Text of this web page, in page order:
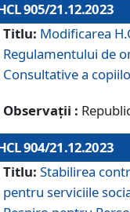
905/21.12.2023
Titlu: Modificarea
Regulamentului de
Consultative a
Observații :
904/21.12.2023
Titlu: Stabilirea
pentru serviciile